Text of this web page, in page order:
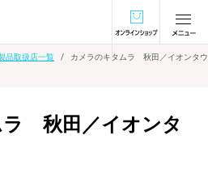
オンラインショ
品取扱店一覧
カメラのキタムラ 秋田／イオンタウ
ラ 秋田／イオンタ